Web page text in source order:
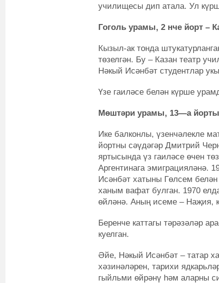
училищесы дип атала. Ул
Гоголь урамы, 2 нче йорт –
Кызыл-ак тонда
төзелгән. Бу – Казан театр
Нәкый Исәнбәт студентлар
Үзе гаиләсе белән күрше
Мөштәри урамы, 13—а йорты
Ике балконлы, үзенчәлекле
йортны сәүдәгәр Дмитрий
яртысында үз гаиләсе өчен
Аргентинага эмиграцияләнә.
Исәнбәт хатыны Гөлсем
ханым вафат булган. 1970
өйләнә. Аның исеме – Наҗия,
Беренче каттагы тәрәзәләр
куелган.
Әйе, Нәкый Исәнбәт – татар
хәзинәләрен, тарихи
гыйльми өйрәнү һәм аларны